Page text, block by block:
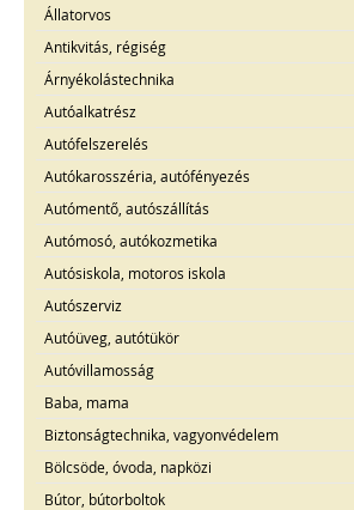
Állatorvos
Antikvitás, régiség
Árnyékolástechnika
Autóalkatrész
Autófelszerelés
Autókarosszéria, autófényezés
Autómentő, autószállítás
Autómosó, autókozmetika
Autósiskola, motoros iskola
Autószerviz
Autóüveg, autótükör
Autóvillamosság
Baba, mama
Biztonságtechnika, vagyonvédelem
Bölcsöde, óvoda, napközi
Bútor, bútorboltok